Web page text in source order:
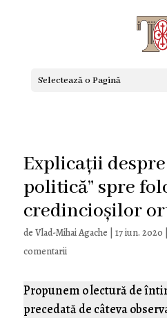
Selectează o Pagină
Explicații
politică” spre
credincioșilor
de Vlad-Mihai Agache 17 iun. 2020
comentarii
Propunem o lectură de
precedată de câteva